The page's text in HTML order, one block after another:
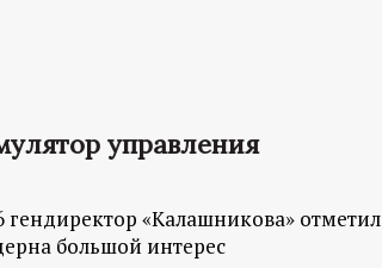
управления
«Калашникова»
большой интерес